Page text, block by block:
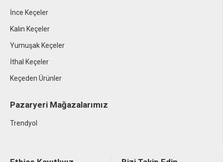
İnce Keçeler
Kalın Keçeler
Yumuşak Keçeler
İthal Keçeler
Keçeden Ürünler
Pazaryeri Mağazalarımız
Trendyol